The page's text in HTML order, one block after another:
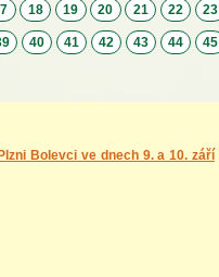
18 19 20 21 22 23
40 41 42 43 44 45
Bolevci ve dnech 9. a 10. září